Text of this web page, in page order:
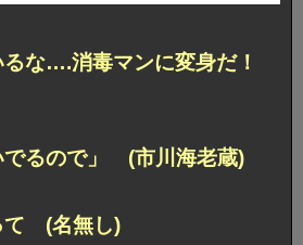
るな….消毒マンに変身だ！
でるので」 (市川海老蔵)
て (名無し)